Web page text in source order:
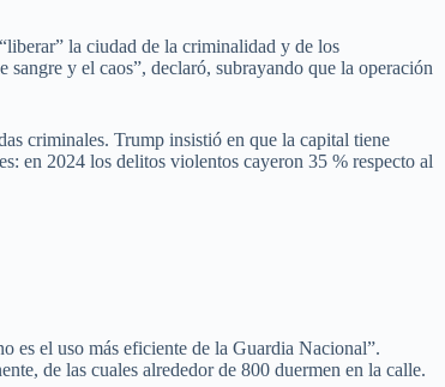
la ciudad de la criminalidad y de los
y el caos”, declaró, subrayando que la operación
criminales. Trump insistió en que la capital tiene
en 2024 los delitos violentos cayeron 35 % respecto al
es el uso más eficiente de la Guardia Nacional”.
de las cuales alrededor de 800 duermen en la calle.